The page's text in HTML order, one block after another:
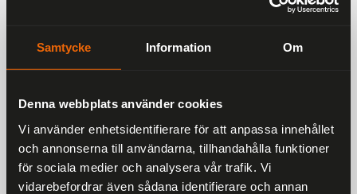
Samtycke Information Om
Denna webbplats använder cookies
Vi använder enhetsidentifierare för att anpassa innehållet
och annonserna till användarna, tillhandahålla funktioner
för sociala medier och analysera vår trafik. Vi
vidarebefordrar även sådana identifierare och annan
Andra har även tittat på
Rekommenderade produkter
25 %